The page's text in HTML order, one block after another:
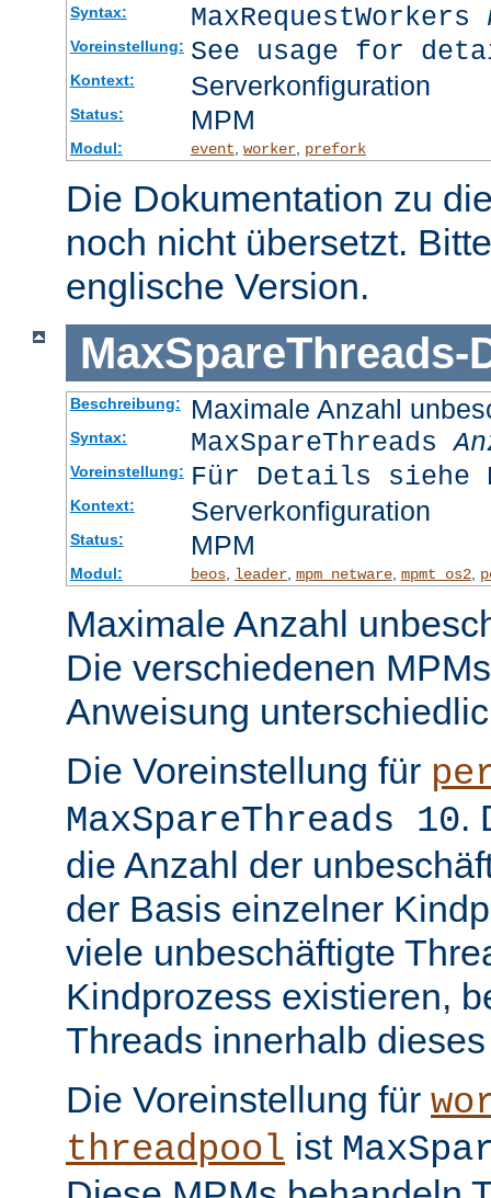
Syntax: MaxRequestWorkers
Voreinstellung: See usage for
Kontext: Serverkonfiguration
Status: MPM
Modul: event worker, prefork
Die Dokumentation zu
noch nicht übersetzt.
englische Version.
MaxSpareThreads-
Beschreibung: Maximale Anzahl
Syntax: MaxSpareThreads
Voreinstellung: Für Details siehe
Kontext: Serverkonfiguration
Status: MPM
Modul: beos, leader, mpm_netware, mpmt_os2,
Maximale Anzahl
Die verschiedenen
Anweisung
Die Voreinstellung für
MaxSpareThreads 10.
die Anzahl der
der Basis einzelner
viele unbeschäftigte
Kindprozess existieren,
Threads innerhalb
Die Voreinstellung für
threadpool ist